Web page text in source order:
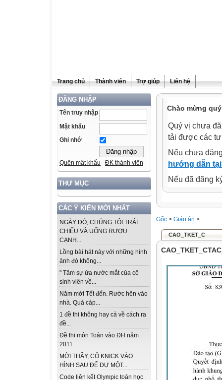
Trang chủ Thành viên Trợ giúp Liên hệ
ĐĂNG NHẬP
Tên truy nhập
Mật khẩu
Ghi nhớ
Quên mật khẩu ĐK thành viên
THƯ MỤC
CÁC Ý KIẾN MỚI NHẤT
NGÀY ĐÓ, CHÚNG TÔI TRẢI
CHIẾU VÀ UỐNG RƯỢU
CẠNH...
Lồng bài hát này với những hinh
ảnh đó không...
" Tâm sự ứa nước mắt của cô
sinh viên về...
Năm mới Tết đến. Rước hên vào
nhà. Quà cáp...
1 đề thi không hay cả về cách ra
đề...
Đề thi môn Toán vào ĐH năm
2011...
MỜI THẦY, CÔ KNICK VÀO
HÌNH SAU ĐỂ DỰ MỘT...
Code liên kết Olympic toán học
Chào mừng
Quý vị chưa
tải được các
Nếu chưa
hướng dẫn
Nếu đã đăng
Gốc > Giáo án >
CAO_TKET_C